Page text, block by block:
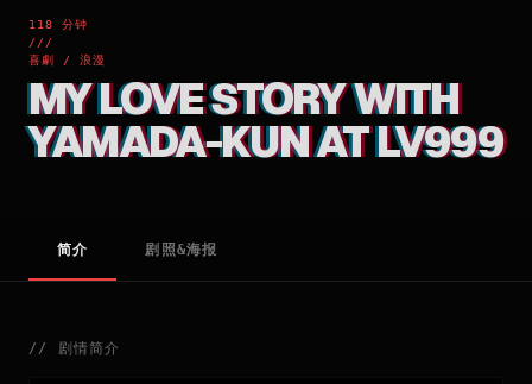
118 分钟
///
喜劇 / 浪漫
MY LOVE STORY WITH
YAMADA-KUN AT LV999
简介 剧照&海报
// 剧情简介